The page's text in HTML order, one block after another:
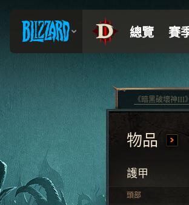
物品
護甲
頭部
《暗黑破壞神III》